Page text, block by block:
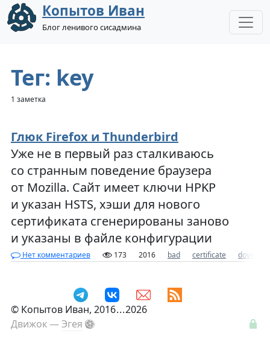
Копытов Иван
Блог ленивого сисадмина
Тег: key
1 заметка
Глюк Firefox и Thunderbird
Уже не в первый раз сталкиваюсь
со странным поведение браузера
от Mozilla. Сайт имеет ключи HPKP
и указан HSTS, хэши для нового
сертификата сгенерированы заново
и указаны в файле конфигурации
Нет комментариев 173 2016 bad certificate dovecot
© Копытов Иван, 2016...2026
Движок —Эгея